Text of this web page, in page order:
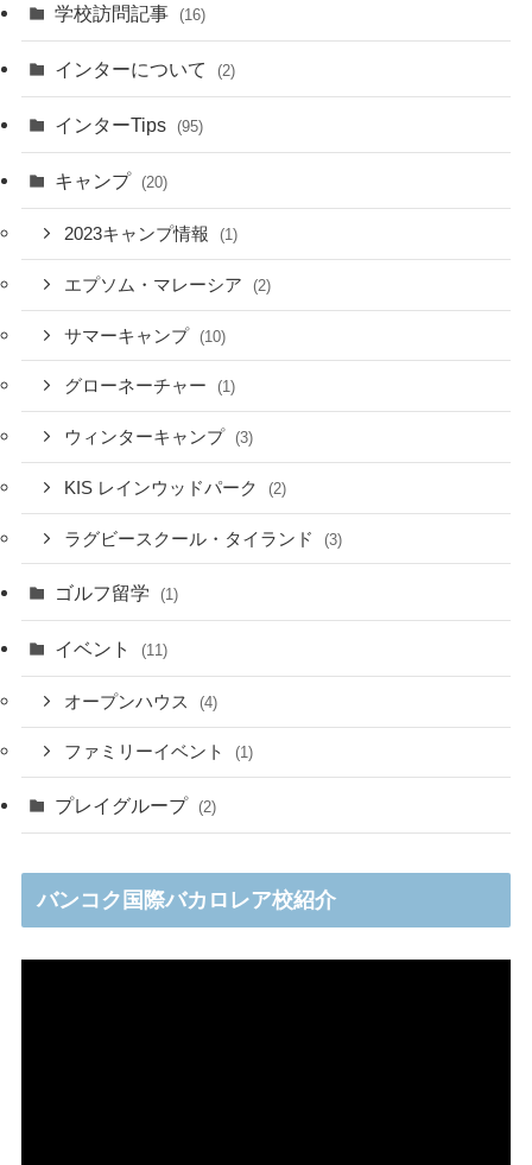
学校訪問記事 (16)
インターについて (2)
インターTips (95)
キャンプ (20)
2023キャンプ情報 (1)
エプソム・マレーシア (2)
サマーキャンプ (10)
グローネーチャー (1)
ウィンターキャンプ (3)
KIS レインウッドパーク (2)
ラグビースクール・タイランド (3)
ゴルフ留学 (1)
イベント (11)
オープンハウス (4)
ファミリーイベント (1)
プレイグループ (2)
バンコク国際バカロレア校紹介